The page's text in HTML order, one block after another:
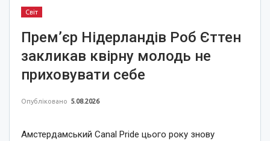
Світ
Прем’єр Нідерландів Роб Єттен
закликав квірну молодь не
приховувати себе
Опубліковано 5.08.2026
Амстердамський Canal Pride цього року знову